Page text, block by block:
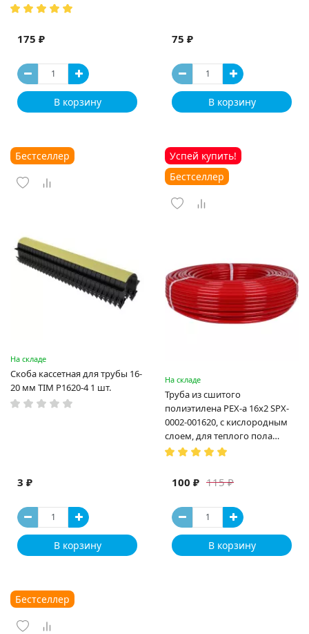
175 ₽
В корзину
75 ₽
В корзину
Бестселлер
На складе
Скоба кассетная для трубы 16-
20 мм TIM P1620-4 1 шт.
3 ₽
В корзину
Успей купить!
Бестселлер
На складе
Труба из сшитого
полиэтилена PEX-a 16х2 SPX-
0002-001620, с кислородным
слоем, для теплого пола
(Испания)
115 ₽
100 ₽
В корзину
Бестселлер